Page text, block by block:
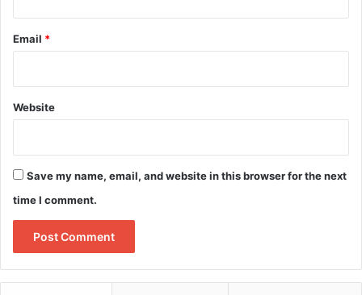
Email *
Website
Save my name, email, and website in this browser for the next
time I comment.